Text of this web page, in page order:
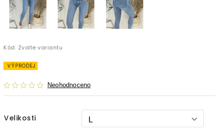
Kód: Zvolte variantu
VÝPRODEJ
Neohodnoceno
Velikosti